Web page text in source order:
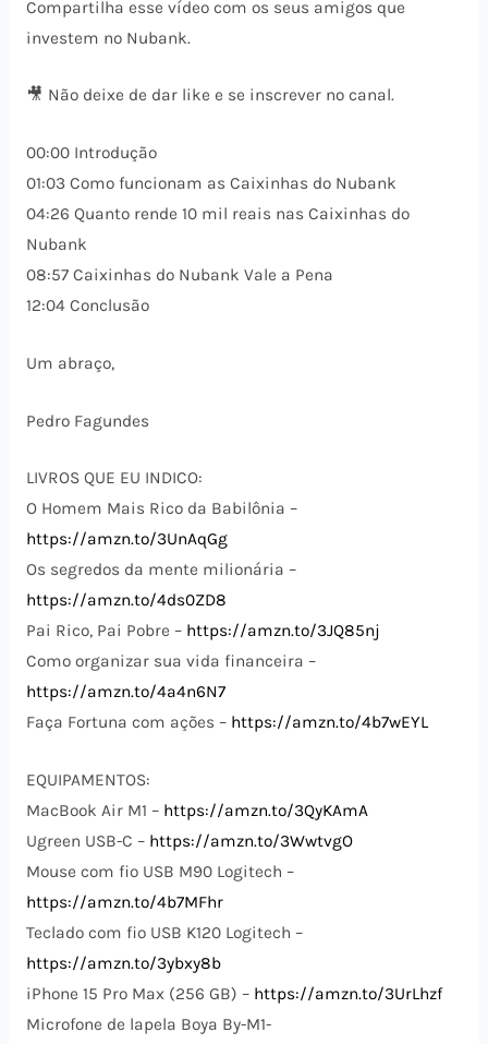
Compartilha esse vídeo com os seus amigos que
investem no Nubank.
🎥 Não deixe de dar like e se inscrever no canal.
00:00 Introdução
01:03 Como funcionam as Caixinhas do Nubank
04:26 Quanto rende 10 mil reais nas Caixinhas do
Nubank
08:57 Caixinhas do Nubank Vale a Pena
12:04 Conclusão
Um abraço,
Pedro Fagundes
LIVROS QUE EU INDICO:
O Homem Mais Rico da Babilônia –
https://amzn.to/3UnAqGg
Os segredos da mente milionária –
https://amzn.to/4ds0ZD8
Pai Rico, Pai Pobre – https://amzn.to/3JQ85nj
Como organizar sua vida financeira –
https://amzn.to/4a4n6N7
Faça Fortuna com ações – https://amzn.to/4b7wEYL
EQUIPAMENTOS:
MacBook Air M1 – https://amzn.to/3QyKAmA
Ugreen USB-C – https://amzn.to/3WwtvgO
Mouse com fio USB M90 Logitech –
https://amzn.to/4b7MFhr
Teclado com fio USB K120 Logitech –
https://amzn.to/3ybxy8b
iPhone 15 Pro Max (256 GB) – https://amzn.to/3UrLhzf
Microfone de lapela Boya By-M1-